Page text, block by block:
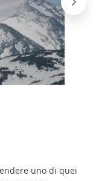
uno di quei